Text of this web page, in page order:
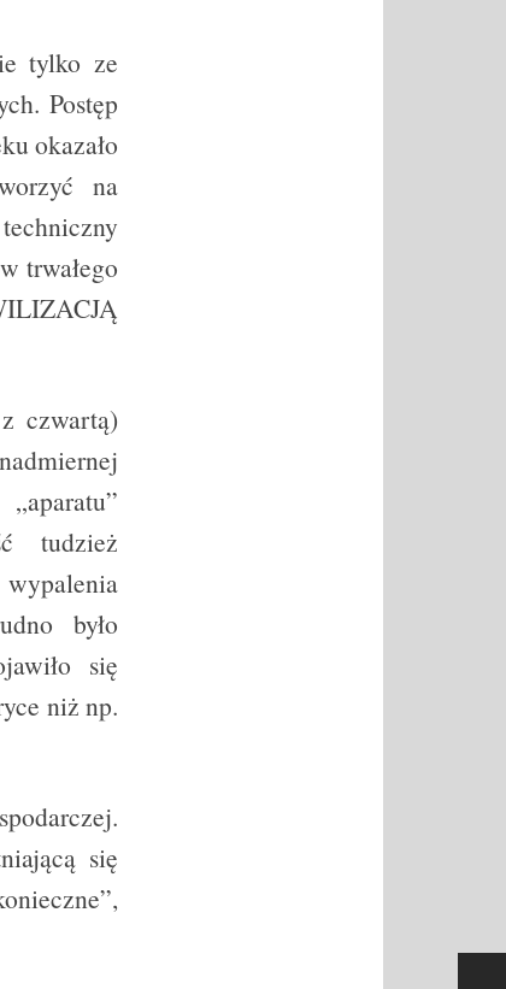
tylko ze
Postęp
okazało
na
trwałego
czwartą)
tudzież
było
się
niż np.
się